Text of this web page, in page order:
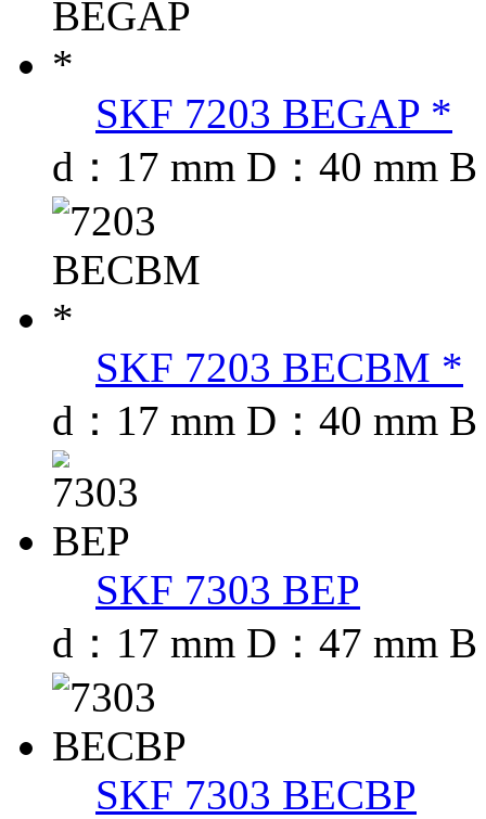
SKF 7203 BEGAP *
d：17 mm D：40 mm
SKF 7203 BECBM *
d：17 mm D：40 mm
SKF 7303 BEP
d：17 mm D：47 mm
SKF 7303 BECBP